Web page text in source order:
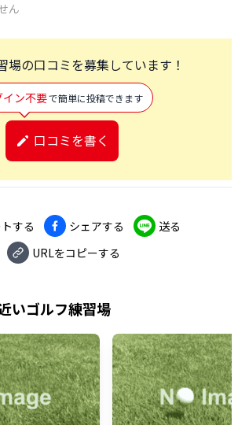
ん
場の口コミを募集しています！
イン不要で簡単に投稿できます
口コミを書く
する シェアする
送る
URLをコピーする
いゴルフ練習場